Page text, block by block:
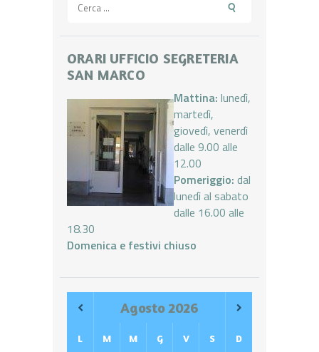
per:
ORARI UFFICIO SEGRETERIA
SAN MARCO
Mattina: lunedì,
martedì,
giovedì, venerdì
dalle 9.00 alle
12.00
Pomeriggio: dal
lunedì al sabato
dalle 16.00 alle
18.30
Domenica e festivi chiuso
Agosto2026
L M M G V S D